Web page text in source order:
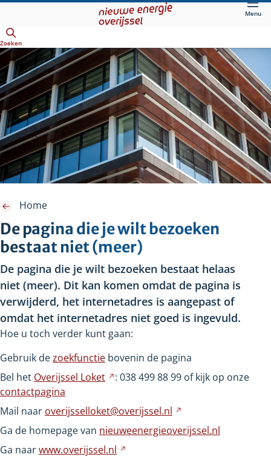
hoofdinhoud
Menu
Zoeken
De pagina die je wilt bezoeken
bestaat niet (meer)
Home
De pagina die je wilt bezoeken bestaat helaas
niet (meer). Dit kan komen omdat de pagina is
verwijderd, het internetadres is aangepast of
omdat het internetadres niet goed is ingevuld.
Hoe u toch verder kunt gaan:
Gebruik dezoekfunctie bovenin de pagina
Bel het Overijssel Loket
Verwijst
een
andere
website
: 0384998899 of kijk op onze
contactpagina
Mail naar overijsselloket@overijssel.nl
naar
een
Ga de homepage van nieuweenergieoverijssel.nl
Ga naarwww.overijssel.nl